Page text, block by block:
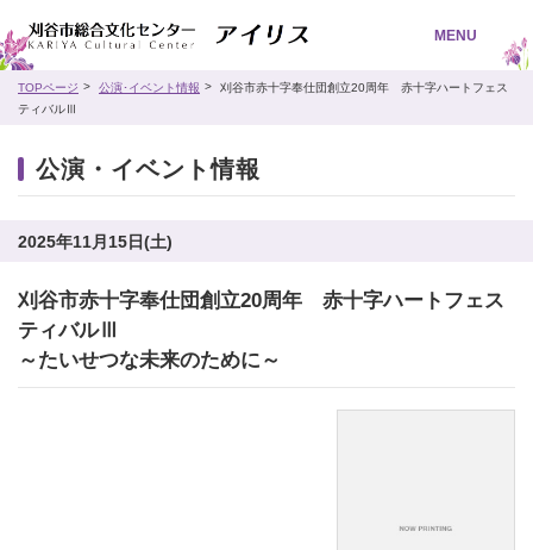
MENU
TOPページ 公演･イベント情報
刈谷市赤十字奉仕団創立20周年 赤十字ハートフェス
ティバルⅢ
公演・イベント情報
2025年11月15日(土)
刈谷市赤十字奉仕団創立20周年 赤十字ハートフェス
ティバルⅢ
～たいせつな未来のために～